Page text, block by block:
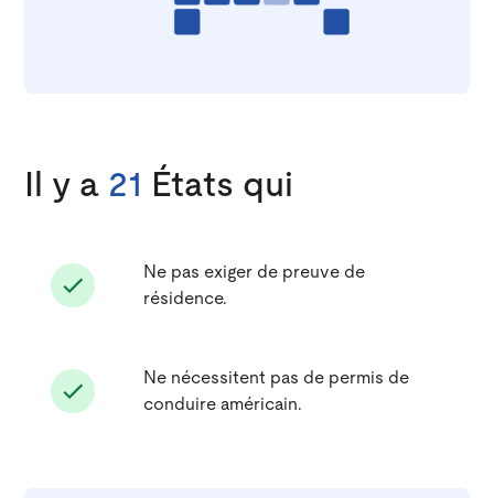
Il y a 21 États qui
Ne pas exiger de preuve de
résidence.
Ne nécessitent pas de permis de
conduire américain.